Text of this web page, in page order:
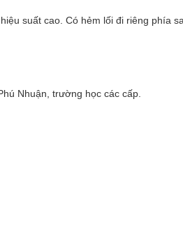
suất cao. Có hẻm lối đi riêng phía
Nhuận, trường học các cấp.